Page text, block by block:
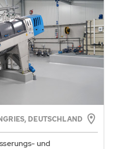
DEUTSCHLAND
und